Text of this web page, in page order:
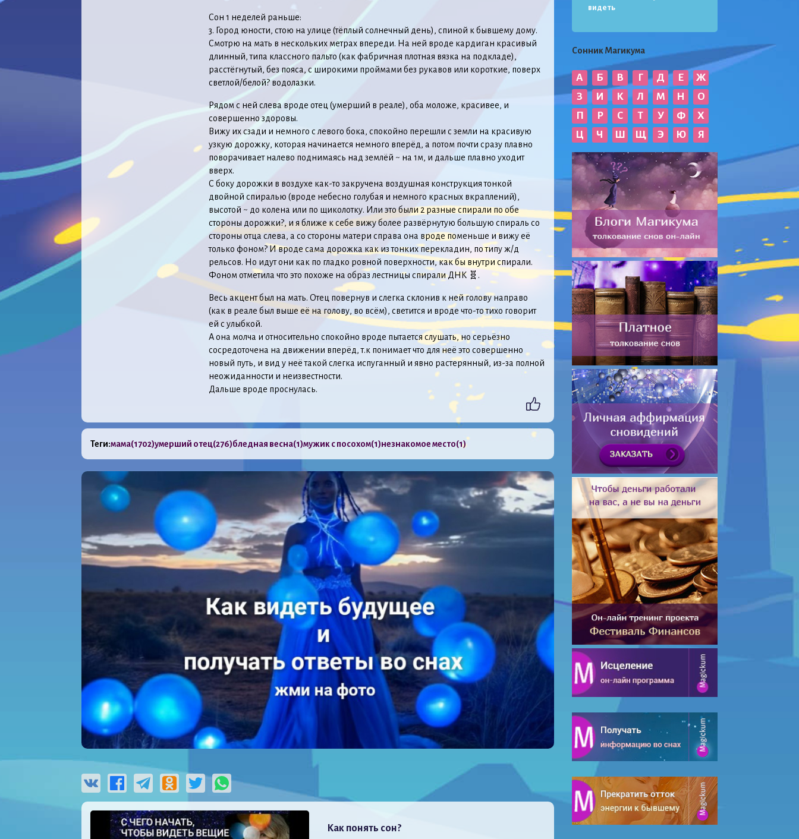
Сон 1 неделей раньше:
3. Город юности, стою на улице (тёплый солнечный день), спиной к бывшему дому.
Смотрю на мать в нескольких метрах впереди. На ней вроде кардиган красивый
длинный, типа классного пальто (как фабричная плотная вязка на подкладе),
расстёгнутый, без пояса, с широкими проймами без рукавов или короткие, поверх
светлой/белой? водолазки.
Рядом с ней слева вроде отец (умерший в реале), оба моложе, красивее, и
совершенно здоровы.
Вижу их сзади и немного с левого бока, спокойно перешли с земли на красивую
узкую дорожку, которая начинается немного вперёд, а потом почти сразу плавно
поворачивает налево поднимаясь над землёй ~ на 1м, и дальше плавно уходит
вверх.
С боку дорожки в воздухе как-то закручена воздушная конструкция тонкой
двойной спиралью (вроде небесно голубая и немного красных вкраплений),
высотой ~ до колена или по щиколотку. Или это были 2 разные спирали по обе
стороны дорожки?, и я ближе к себе вижу более развёрнутую большую спираль со
стороны отца слева, а со стороны матери справа она вроде поменьше и вижу её
только фоном? И вроде сама дорожка как из тонких перекладин, по типу ж/д
рельсов. Но идут они как по гладко ровной поверхности, как бы внутри спирали.
Фоном отметила что это похоже на образ лестницы спирали ДНК 🧬.
Весь акцент был на мать. Отец повернув и слегка склонив к ней голову направо
(как в реале был выше её на голову, во всём), светится и вроде что-то тихо говорит
ей с улыбкой.
А она молча и относительно спокойно вроде пытается слушать, но серьёзно
сосредоточена на движении вперёд, т.к понимает что для неё это совершенно
новый путь, и вид у неё такой слегка испуганный и явно растерянный, из-за полной
неожиданности и неизвестности.
Дальше вроде проснулась.
Теги:мама(1702)умерший отец(276)бледная весна(1)мужик с посохом(1)незнакомое место(1)
Как понять сон?
видеть
Сонник Магикума
А Б В Г Д Е
Ж
З
И К Л М Н
О
П
Р С Т У Ф
Х
Ц
Ч Ш Щ Э Ю Я